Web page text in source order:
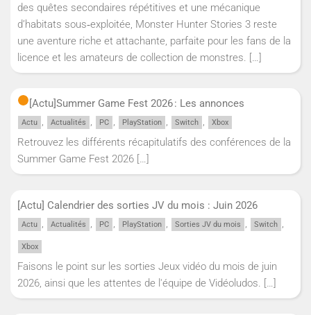
des quêtes secondaires répétitives et une mécanique
d’habitats sous‑exploitée, Monster Hunter Stories 3 reste
une aventure riche et attachante, parfaite pour les fans de la
licence et les amateurs de collection de monstres. […]
[Actu]Summer Game Fest 2026 : Les annonces
Actu , Actualités , PC , PlayStation , Switch , Xbox
Retrouvez les différents récapitulatifs des conférences de la
Summer Game Fest 2026 […]
[Actu] Calendrier des sorties JV du mois : Juin 2026
Actu , Actualités , PC , PlayStation , Sorties JV du mois , Switch ,
Xbox
Faisons le point sur les sorties Jeux vidéo du mois de juin
2026, ainsi que les attentes de l'équipe de Vidéoludos. […]